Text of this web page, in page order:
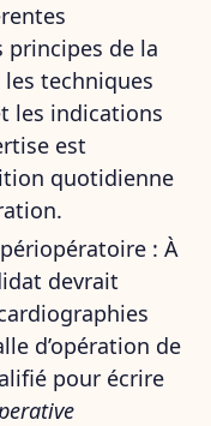
principes de la
techniques
les indications
est
quotidienne
: À
devrait
d’opération de
pour écrire